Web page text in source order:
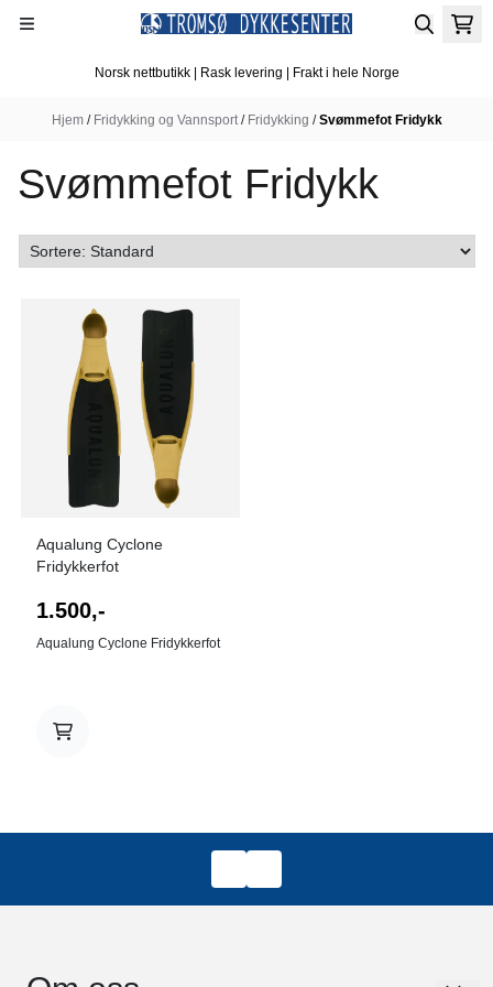
Hopp til innhold
Norsk nettbutikk | Rask levering | Frakt i hele Norge
Hjem / Fridykking og Vannsport / Fridykking /Svømmefot Fridykk
Svømmefot Fridykk
Aqualung Cyclone
Fridykkerfot
1.500,-
Aqualung Cyclone Fridykkerfot